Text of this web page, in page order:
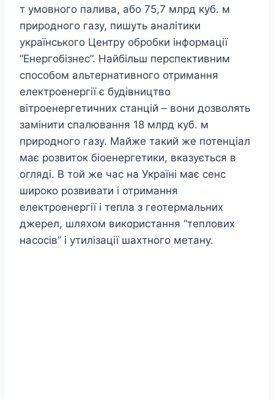
т умовного палива, або 75,7 млрд куб. м
природного газу, пишуть аналітики
українського Центру обробки інформації
“Енергобізнес”. Найбільш перспективним
способом альтернативного отримання
електроенергії є будівництво
вітроенергетичних станцій – вони дозволять
замінити спалювання 18 млрд куб. м
природного газу. Майже такий же потенціал
має розвиток біоенергетики, вказується в
огляді. В той же час на Україні має сенс
широко розвивати і отримання
електроенергії і тепла з геотермальних
джерел, шляхом використання “теплових
насосів” і утилізації шахтного метану.